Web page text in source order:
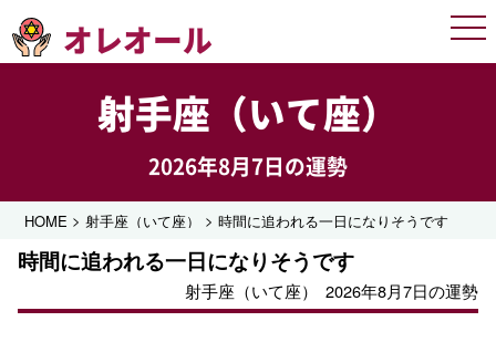
オレオール
射手座（いて座）
2026年8月7日の運勢
HOME >射手座（いて座） >時間に追われる一日になりそうです
時間に追われる一日になりそうです
射手座（いて座） 2026年8月7日の運勢